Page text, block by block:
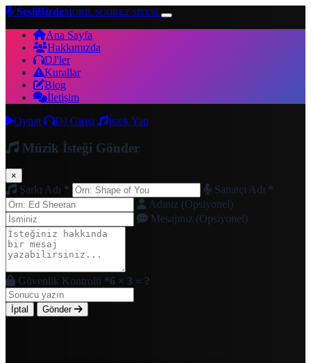
SesliBizdeMOBİL SOHBET SİTESİ
Ana Sayfa
Hakkımızda
DJ'ler
Kurallar
Blog
İletişim
Oynat
DJ Girişi İstek Yap
Müzik İsteği Gönder
×
Şarkı Adı * Sanatçı Adı *
Adınız (Opsiyonel)
Mesajınız (Opsiyonel)
Güvenlik Kontrolü *6 × 3 = ?
İptal Gönder